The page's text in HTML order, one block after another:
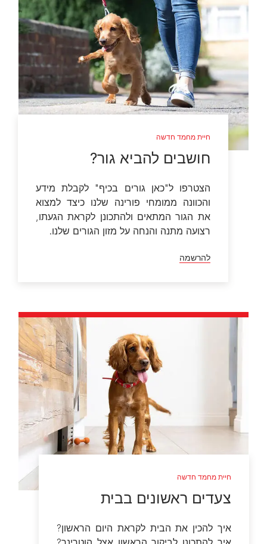
חיית מחמד חדשה
חושבים להביא גור?
הצטרפו ל"כאן גורים בכיף" לקבלת מידע
והכוונה ממומחי פורינה שלנו כיצד למצוא
את הגור המתאים ולהתכונן לקראת הגעתו,
רצועה מתנה והנחה על מזון הגורים שלנו.
להרשמה
חיית מחמד חדשה
צעדים ראשונים בבית
איך להכין את הבית לקראת היום הראשון?